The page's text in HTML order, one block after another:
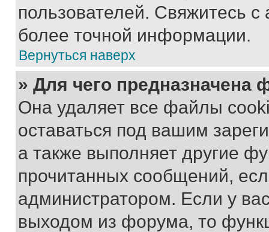
пользователей. Свяжитесь
более точной информации.
Вернуться наверх
» Для чего предназначена
Она удаляет все файлы
оставаться под вашим
а также выполняет другие
прочитанных сообщений,
администратором. Если у
выходом из форума, то